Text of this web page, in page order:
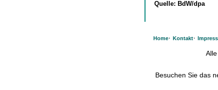
Quelle: BdW/dpa
Home· Kontakt·
Besuchen Sie das